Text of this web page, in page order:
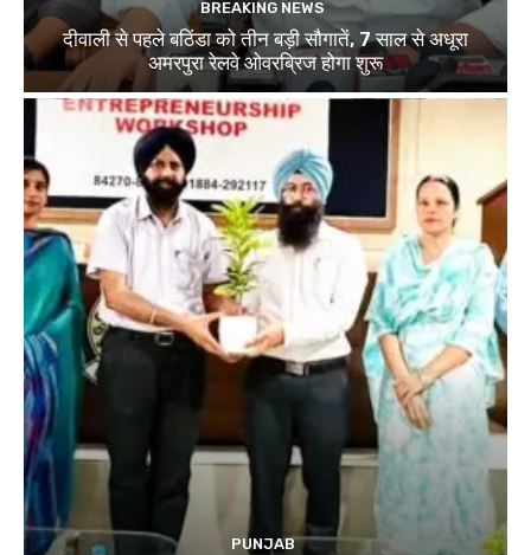
BREAKING NEWS
दीवाली से पहले बठिंडा को तीन बड़ी सौगातें, 7 साल से अधूरा
अमरपुरा रेलवे ओवरब्रिज होगा शुरू
PUNJAB